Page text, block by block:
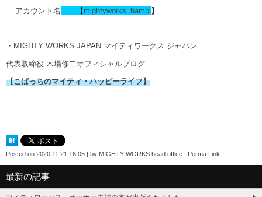
アカウント名 【mightyworks_ bambi】
・MIGHTY WORKS.JAPAN マイティワークス.ジャパン
代表取締役 木場修二オフィシャルブログ
【こばっちのマイティ・ハッピーライフ】
Posted on 2020.11.21 16:05 | by MIGHTY WORKS head office | Perma Link
最新の記事